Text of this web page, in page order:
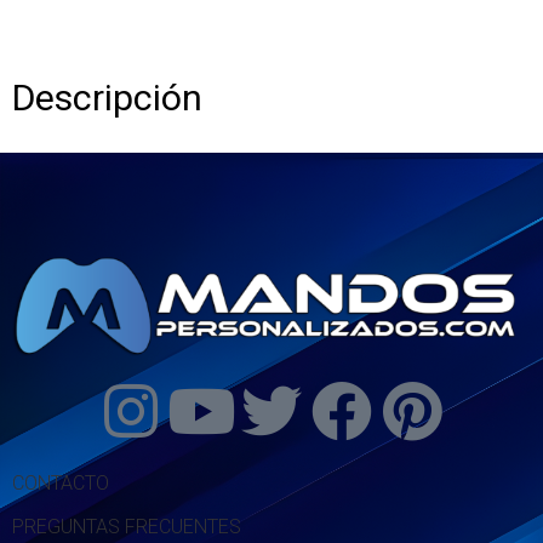
Descripción
CONTACTO
PREGUNTAS FRECUENTES